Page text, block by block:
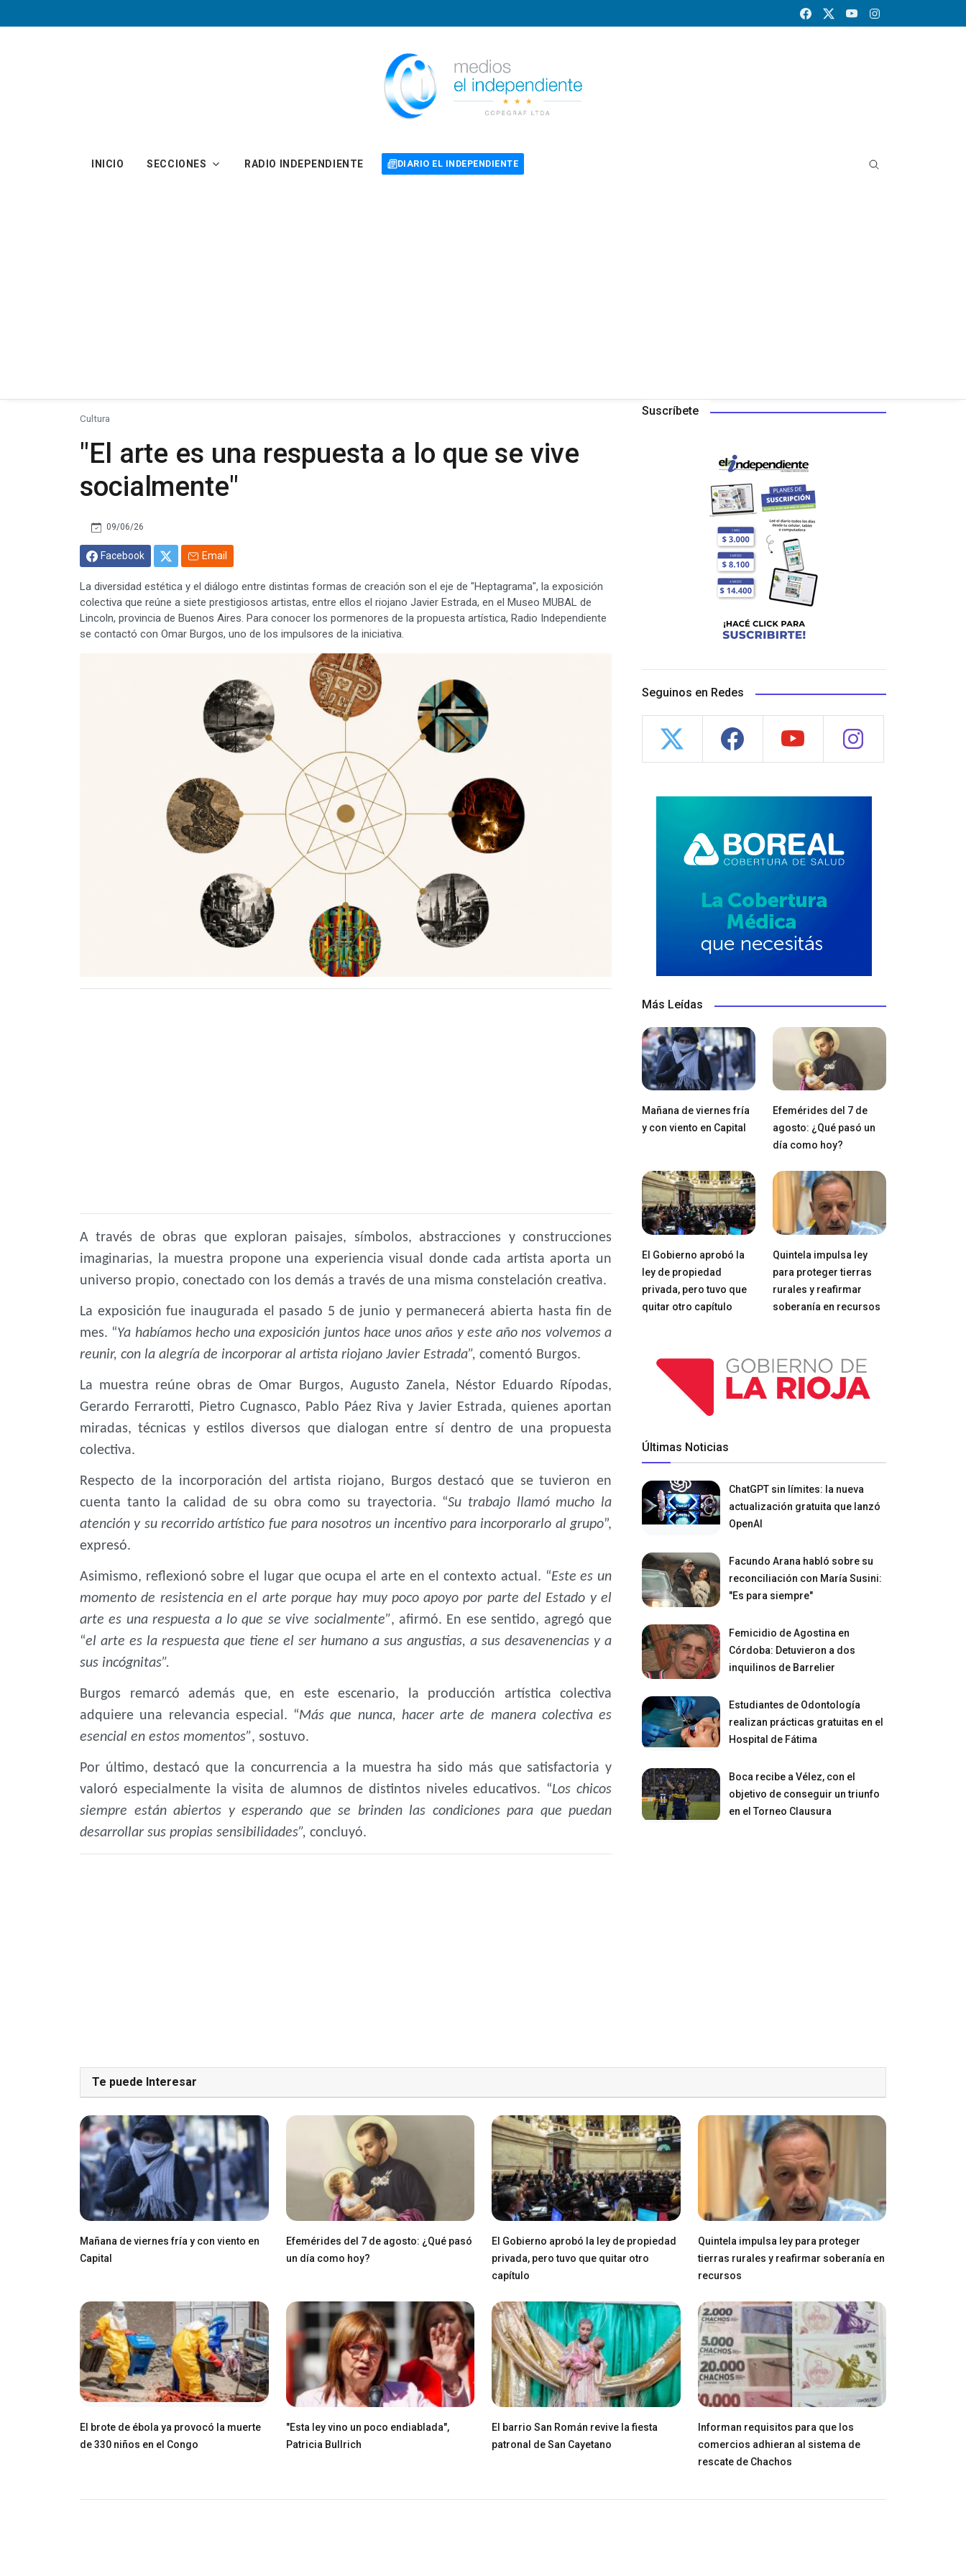
INICIO SECCIONES RADIO INDEPENDIENTE DIARIO EL INDEPENDIENTE
Cultura
"El arte es una respuesta a lo que se vive
socialmente"
09/06/26
Facebook Email
La diversidad estética y el diálogo entre distintas formas de creación son el eje de "Heptagrama", la exposición
colectiva que reúne a siete prestigiosos artistas, entre ellos el riojano Javier Estrada, en el Museo MUBAL de
Lincoln, provincia de Buenos Aires. Para conocer los pormenores de la propuesta artística, Radio Independiente
se contactó con Omar Burgos, uno de los impulsores de la iniciativa.
A través de obras que exploran paisajes, símbolos, abstracciones y construcciones
imaginarias, la muestra propone una experiencia visual donde cada artista aporta un
universo propio, conectado con los demás a través de una misma constelación creativa.
La exposición fue inaugurada el pasado 5 de junio y permanecerá abierta hasta fin de
mes. “Ya habíamos hecho una exposición juntos hace unos años y este año nos volvemos a
reunir, con la alegría de incorporar al artista riojano Javier Estrada”, comentó Burgos.
La muestra reúne obras de Omar Burgos, Augusto Zanela, Néstor Eduardo Rípodas,
Gerardo Ferrarotti, Pietro Cugnasco, Pablo Páez Riva y Javier Estrada, quienes aportan
miradas, técnicas y estilos diversos que dialogan entre sí dentro de una propuesta
colectiva.
Respecto de la incorporación del artista riojano, Burgos destacó que se tuvieron en
cuenta tanto la calidad de su obra como su trayectoria. “Su trabajo llamó mucho la
atención y su recorrido artístico fue para nosotros un incentivo para incorporarlo al grupo”,
expresó.
Asimismo, reflexionó sobre el lugar que ocupa el arte en el contexto actual. “Este es un
momento de resistencia en el arte porque hay muy poco apoyo por parte del Estado y el
arte es una respuesta a lo que se vive socialmente”, afirmó. En ese sentido, agregó que
“el arte es la respuesta que tiene el ser humano a sus angustias, a sus desavenencias y a
sus incógnitas”.
Burgos remarcó además que, en este escenario, la producción artística colectiva
adquiere una relevancia especial. “Más que nunca, hacer arte de manera colectiva es
esencial en estos momentos”, sostuvo.
Por último, destacó que la concurrencia a la muestra ha sido más que satisfactoria y
valoró especialmente la visita de alumnos de distintos niveles educativos. “Los chicos
siempre están abiertos y esperando que se brinden las condiciones para que puedan
desarrollar sus propias sensibilidades”, concluyó.
Suscríbete
Seguinos en Redes
Más Leídas
Mañana de viernes fría
y con viento en Capital
Efemérides del 7 de
agosto: ¿Qué pasó un
día como hoy?
El Gobierno aprobó la
ley de propiedad
privada, pero tuvo que
quitar otro capítulo
Quintela impulsa ley
para proteger tierras
rurales y reafirmar
soberanía en recursos
Últimas Noticias
ChatGPT sin límites: la nueva
actualización gratuita que lanzó
OpenAI
Facundo Arana habló sobre su
reconciliación con María Susini:
"Es para siempre"
Femicidio de Agostina en
Córdoba: Detuvieron a dos
inquilinos de Barrelier
Estudiantes de Odontología
realizan prácticas gratuitas en el
Hospital de Fátima
Boca recibe a Vélez, con el
objetivo de conseguir un triunfo
en el Torneo Clausura
Te puede Interesar
Mañana de viernes fría y con viento en
Capital
Efemérides del 7 de agosto: ¿Qué pasó
un día como hoy?
El Gobierno aprobó la ley de propiedad
privada, pero tuvo que quitar otro
capítulo
Quintela impulsa ley para proteger
tierras rurales y reafirmar soberanía en
recursos
El brote de ébola ya provocó la muerte
de 330 niños en el Congo
"Esta ley vino un poco endiablada",
Patricia Bullrich
El barrio San Román revive la fiesta
patronal de San Cayetano
Informan requisitos para que los
comercios adhieran al sistema de
rescate de Chachos